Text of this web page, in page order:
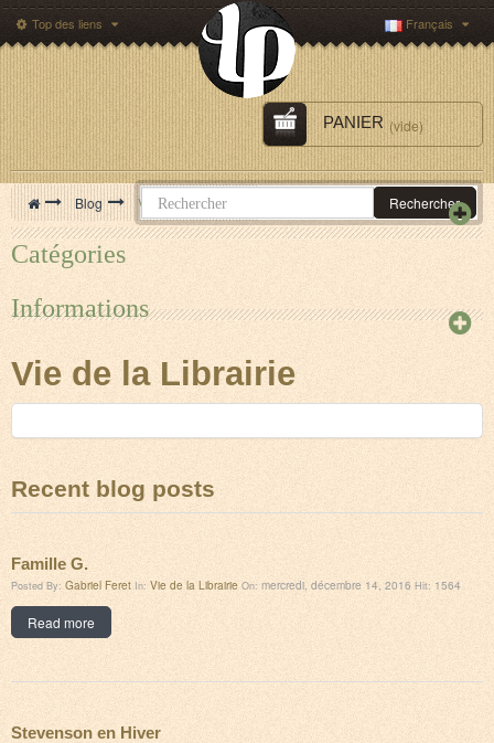
Français
Top des liens
Rechercher
PANIER (vide)
> Blog > Vie de la Librairie
Catégories
Informations
Vie de la Librairie
Recent blog posts
Famille G.
Posted By: Gabriel Feret In: Vie de la Librairie On: mercredi, décembre 14, 2016 Hit: 1564
Read more
Stevenson en Hiver